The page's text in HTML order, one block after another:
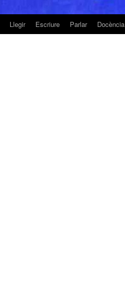
Llegir Escriure Parlar Docència